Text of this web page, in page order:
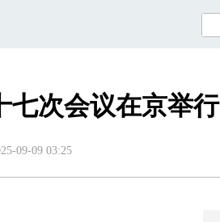
七次会议在京举行
09-09 03:25